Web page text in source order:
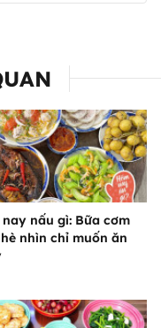
nay nấu gì: Bữa cơm
nhìn chỉ muốn ăn